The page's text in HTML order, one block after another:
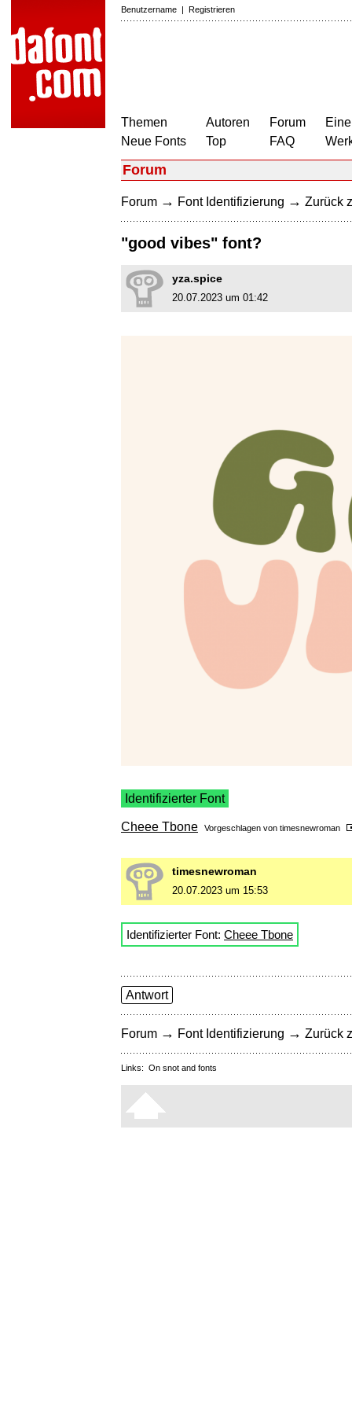
Benutzername | Registrieren
Themen
Neue Fonts
Autoren
Top
Forum
FAQ
Forum
Forum → Font Identifizierung → Zurück
"good vibes" font?
yza.spice
20.07.2023 um 01:42
Identifizierter Font
Cheee Tbone Vorgeschlagen von timesnewroman
timesnewroman
20.07.2023 um 15:53
Identifizierter Font: Cheee Tbone
Antwort
Forum → Font Identifizierung → Zurück
Links: On snot and fonts